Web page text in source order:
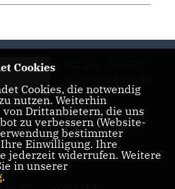
CDU-
Gemeindeverbands
Wadersloh
Cookies
Cookies, die notwendig
nutzen. Weiterhin
Drittanbietern, die uns
zu verbessern (Website-
bestimmter
Einwilligung. Ihre
jederzeit widerrufen. Weitere
in unserer
.